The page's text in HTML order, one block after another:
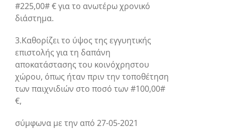
#225,00# € για το ανωτέρω χρονικό
διάστημα.
3.Καθορίζει το ύψος της εγγυητικής
επιστολής για τη δαπάνη
αποκατάστασης του κοινόχρηστου
χώρου, όπως ήταν πριν την τοποθέτηση
των παιχνιδιών στο ποσό των #100,00#
€,
σύμφωνα με την από 27-05-2021